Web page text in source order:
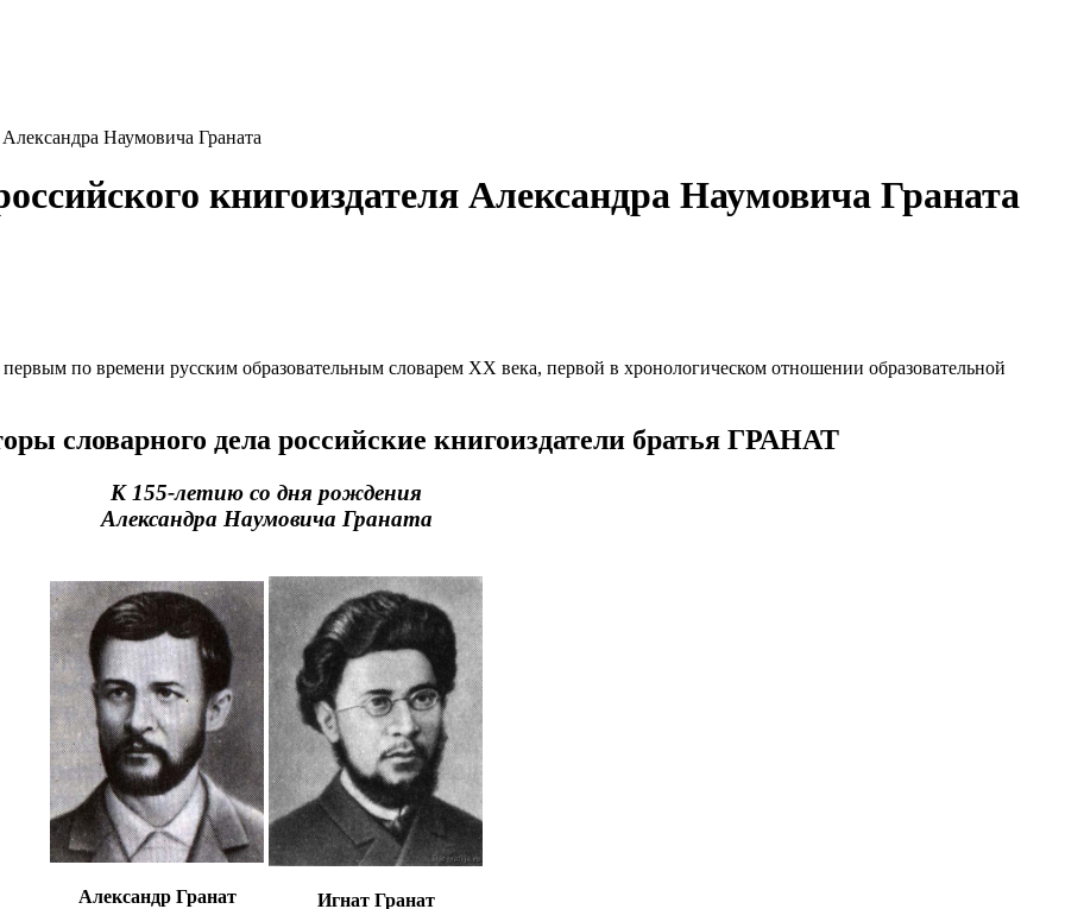
Наумовича Граната
книгоиздателя Александра Наумовича Граната
по времени русским образовательным словарем XX века, первой в хронологическом отношении образовательной
словарного дела российские книгоиздатели братья ГРАНАТ
К 155-летию со дня рождения
Александра Наумовича Граната
Александр Гранат
Игнат Гранат